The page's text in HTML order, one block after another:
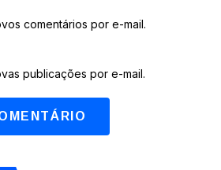
comentários por e-mail.
publicações por e-mail.